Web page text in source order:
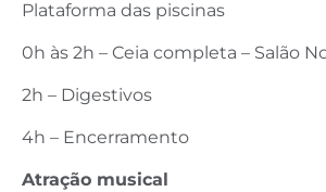
Plataforma das piscinas
0h às 2h – Ceia completa – Salão
2h – Digestivos
4h – Encerramento
Atração musical